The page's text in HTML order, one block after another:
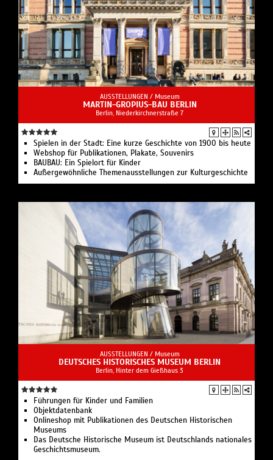
AUSSTELLUNGEN / Museum
MARTIN-GROPIUS-BAU BERLIN
Berlin, Niederkirchnerstraße 7
Spielen in der Stadt: Eine kurze Geschichte von 1900 bis heute
Webshop für Publikationen, Plakate, Souvenirs
BAUBAU: Ein Spielort für Kinder
Außergewöhnliche Themenausstellungen zur Kulturgeschichte
AUSSTELLUNGEN / Museum
DEUTSCHES HISTORISCHES MUSEUM BERLIN
Berlin, Hinter dem Gießhaus 3
Führungen für Kinder und Familien
Objektdatenbank
Onlineshop mit Publikationen des Deutschen Historischen
Museums
Das Deutsche Historische Museum ist Deutschlands nationales
Geschichtsmuseum.